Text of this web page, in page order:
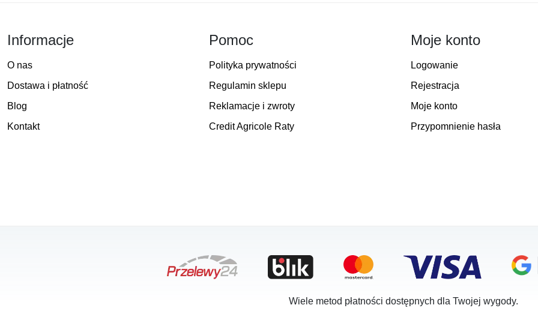
Informacje
O nas
Dostawa i płatność
Blog
Kontakt
Pomoc
Polityka prywatności
Regulamin sklepu
Reklamacje i zwroty
Credit Agricole Raty
Moje konto
Logowanie
Rejestracja
Moje konto
Przypomnienie hasła
Wiele metod płatności dostępnych dla Twojej wygody.